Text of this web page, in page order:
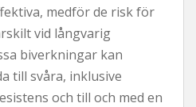
medför de risk för
vid långvarig
biverkningar kan
till svåra, inklusive
och till och med en